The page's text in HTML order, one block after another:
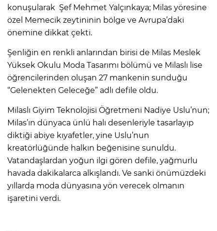
konuşularak Şef Mehmet Yalçınkaya; Milas yöresine
özel Memecik zeytininin bölge ve Avrupa’daki
önemine dikkat çekti.
Şenliğin en renkli anlarından birisi de Milas Meslek
Yüksek Okulu Moda Tasarımı bölümü ve Milaslı lise
öğrencilerinden oluşan 27 mankenin sunduğu
“Gelenekten Geleceğe” adlı defile oldu.
Milaslı Giyim Teknolojisi Öğretmeni Nadiye Uslu’nun;
Milas’ın dünyaca ünlü halı desenleriyle tasarlayıp
diktiği abiye kıyafetler, yine Uslu’nun
kreatörlüğünde halkın beğenisine sunuldu.
Vatandaşlardan yoğun ilgi gören defile, yağmurlu
havada dakikalarca alkışlandı. Ve sanki önümüzdeki
yıllarda moda dünyasına yön verecek olmanın
işaretini verdi.